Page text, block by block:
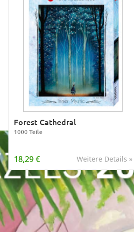
Forest Cathedral
1000 Teile
Weitere Details »
18,29 €